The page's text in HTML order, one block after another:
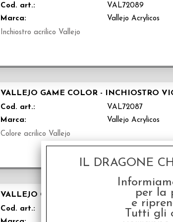
Cod. art.:
VAL72089
Marca:
Vallejo Acrylicos
Inchiostro acrilico Vallejo
VALLEJO GAME COLOR - INCHIOSTRO
Cod. art.:
VAL72087
Marca:
Vallejo Acrylicos
Colore acrilico Vallejo
VALLEJO GAME COLOR - INCHIOSTRO
Cod. art.:
VAL72086
IL DRAGONE
per la
e
Tutti gli